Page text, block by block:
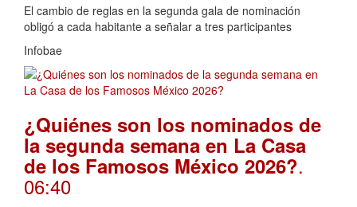
El cambio de reglas en la segunda gala de nominación
obligó a cada habitante a señalar a tres participantes
Infobae
¿Quiénes son los nominados de
la segunda semana en La Casa
de los Famosos México 2026?.
06:40